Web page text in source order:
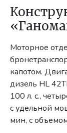
Моторное
капотом.
дизель HL
100 л. с.,
с удельной
мин, с